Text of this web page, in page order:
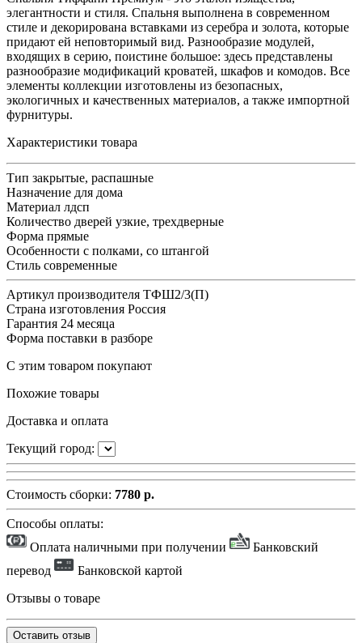
элегантности и стиля. Спальня выполнена в современном
стиле и декорирована вставками из серебра и золота, которые
придают ей неповторимый вид. Разнообразие модулей,
входящих в серию, поистине большое: здесь представлены
разнообразие модификаций кроватей, шкафов и комодов. Все
элементы коллекции изготовлены из безопасных,
экологичных и качественных материалов, а также импортной
фурнитуры.
Характеристики товара
Тип закрытые, распашные
Назначение для дома
Материал лдсп
Количество дверей узкие, трехдверные
Форма прямые
Особенности с полками, со штангой
Стиль современные
Артикул производителя ТФШ2/3(П)
Страна изготовления Россия
Гарантия 24 месяца
Форма поставки в разборе
С этим товаром покупают
Похожие товары
Доставка и оплата
Текущий город:
Стоимость сборки: 7780 р.
Способы оплаты:
Оплата наличными при получении
Банковский
перевод
Банковской картой
Отзывы о товаре
Оставить отзыв